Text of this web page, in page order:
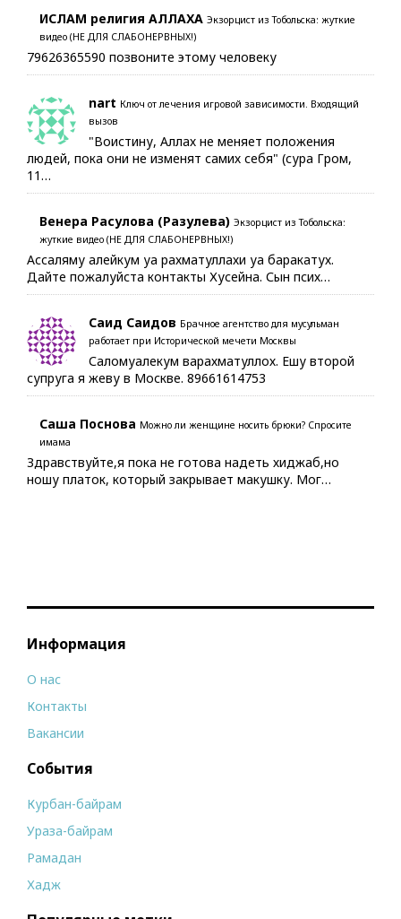
ИСЛАМ религия АЛЛАХА Экзорцист из Тобольска: жуткие
видео (НЕ ДЛЯ СЛАБОНЕРВНЫХ!)
79626365590 позвоните этому человеку
nart Ключ от лечения игровой зависимости. Входящий
вызов
"Воистину, Аллах не меняет положения
людей, пока они не изменят самих себя" (сура Гром,
11…
Венера Расулова (Разулева) Экзорцист из Тобольска:
жуткие видео (НЕ ДЛЯ СЛАБОНЕРВНЫХ!)
Ассаляму алейкум уа рахматуллахи уа баракатух.
Дайте пожалуйста контакты Хусейна. Сын псих…
Саид Саидов Брачное агентство для мусульман
работает при Исторической мечети Москвы
Саломуалекум варахматуллох. Ешу второй
супруга я жеву в Москве. 89661614753
Саша Поснова Можно ли женщине носить брюки? Спросите
имама
Здравствуйте,я пока не готова надеть хиджаб,но
ношу платок, который закрывает макушку. Мог…
Информация
О нас
Контакты
Вакансии
События
Курбан-байрам
Ураза-байрам
Рамадан
Хадж